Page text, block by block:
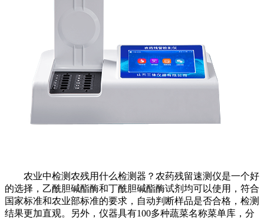
农业中检测农残用什么检测器？农药残留速测仪是一个好
的选择，乙酰胆碱酯酶和丁酰胆碱酯酶试剂均可以使用，符合
国家标准和农业部标准的要求，自动判断样品是否合格，检测
结果更加直观。另外，仪器具有100多种蔬菜名称菜单库，分